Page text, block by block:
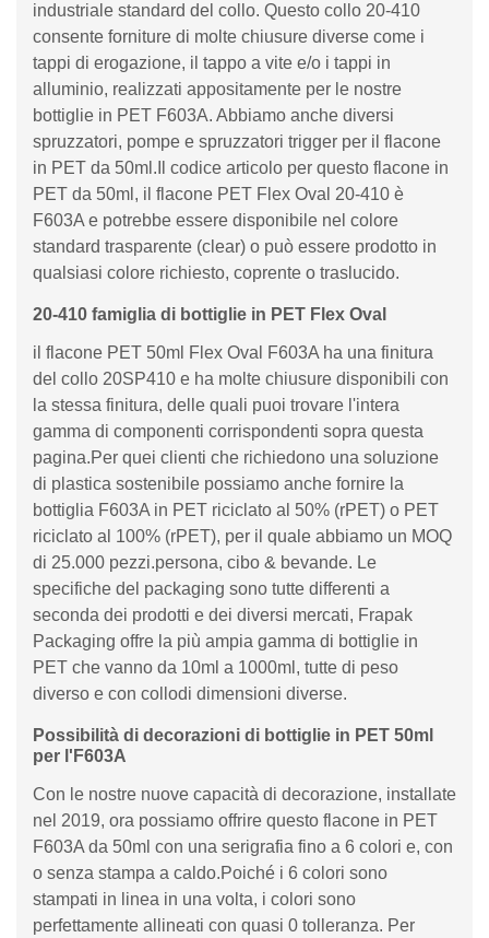
industriale standard del collo. Questo collo 20-410
consente forniture di molte chiusure diverse come i
tappi di erogazione, il tappo a vite e/o i tappi in
alluminio, realizzati appositamente per le nostre
bottiglie in PET F603A. Abbiamo anche diversi
spruzzatori, pompe e spruzzatori trigger per il flacone
in PET da 50ml.Il codice articolo per questo flacone in
PET da 50ml, il flacone PET Flex Oval 20-410 è
F603A e potrebbe essere disponibile nel colore
standard trasparente (clear) o può essere prodotto in
qualsiasi colore richiesto, coprente o traslucido.
20-410 famiglia di bottiglie in PET Flex Oval
il flacone PET 50ml Flex Oval F603A ha una finitura
del collo 20SP410 e ha molte chiusure disponibili con
la stessa finitura, delle quali puoi trovare l'intera
gamma di componenti corrispondenti sopra questa
pagina.Per quei clienti che richiedono una soluzione
di plastica sostenibile possiamo anche fornire la
bottiglia F603A in PET riciclato al 50% (rPET) o PET
riciclato al 100% (rPET), per il quale abbiamo un MOQ
di 25.000 pezzi.persona, cibo & bevande. Le
specifiche del packaging sono tutte differenti a
seconda dei prodotti e dei diversi mercati, Frapak
Packaging offre la più ampia gamma di bottiglie in
PET che vanno da 10ml a 1000ml, tutte di peso
diverso e con collodi dimensioni diverse.
Possibilità di decorazioni di bottiglie in PET 50ml
per l'F603A
Con le nostre nuove capacità di decorazione, installate
nel 2019, ora possiamo offrire questo flacone in PET
F603A da 50ml con una serigrafia fino a 6 colori e, con
o senza stampa a caldo.Poiché i 6 colori sono
stampati in linea in una volta, i colori sono
perfettamente allineati con quasi 0 tolleranza. Per